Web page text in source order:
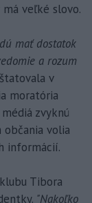
veľké slovo.
mať dostatok
a rozum
v
moratória
zvyknú
volia
informácií.
Tibora
"Nakoľko